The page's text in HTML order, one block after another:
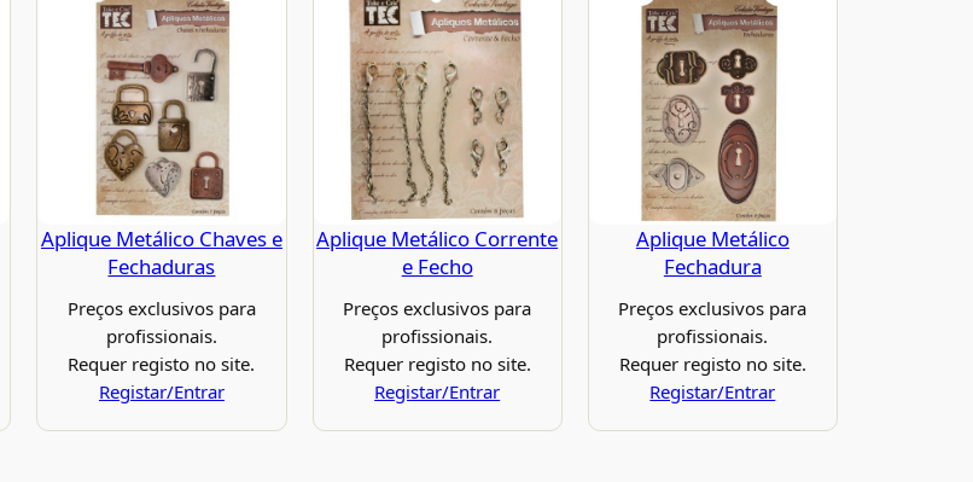
Aplique Metálico Chaves e
Fechaduras
Preços exclusivos para
profissionais.
Requer registo no site.
Registar/Entrar
Aplique Metálico Corrente
e Fecho
Preços exclusivos para
profissionais.
Requer registo no site.
Registar/Entrar
Aplique Metálico
Fechadura
Preços exclusivos para
profissionais.
Requer registo no site.
Registar/Entrar